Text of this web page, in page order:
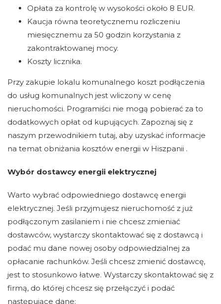
Opłata za kontrolę w wysokości około 8 EUR.
Kaucja równa teoretycznemu rozliczeniu
miesięcznemu za 50 godzin korzystania z
zakontraktowanej mocy.
Koszty licznika.
Przy zakupie lokalu komunalnego koszt podłączenia
do usług komunalnych jest wliczony w cenę
nieruchomości. Programiści nie mogą pobierać za to
dodatkowych opłat od kupujących. Zapoznaj się z
naszym przewodnikiem tutaj, aby uzyskać informacje
na temat obniżania kosztów energii w Hiszpanii .
Wybór dostawcy energii elektrycznej
Warto wybrać odpowiedniego dostawcę energii
elektrycznej. Jeśli przyjmujesz nieruchomość z już
podłączonym zasilaniem i nie chcesz zmieniać
dostawców, wystarczy skontaktować się z dostawcą i
podać mu dane nowej osoby odpowiedzialnej za
opłacanie rachunków. Jeśli chcesz zmienić dostawcę,
jest to stosunkowo łatwe. Wystarczy skontaktować się z
firmą, do której chcesz się przełączyć i podać
następujące dane: